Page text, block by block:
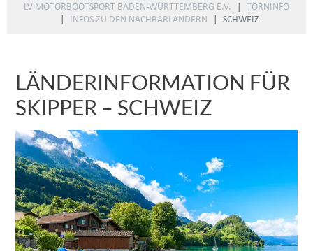
LV MOTORBOOTSPORT BADEN-WÜRTTEMBERG E.V.
TÖRNINFO
INFOS ZU DEN NACHBARLÄNDERN
SCHWEIZ
LÄNDERINFORMATION FÜR
SKIPPER – SCHWEIZ